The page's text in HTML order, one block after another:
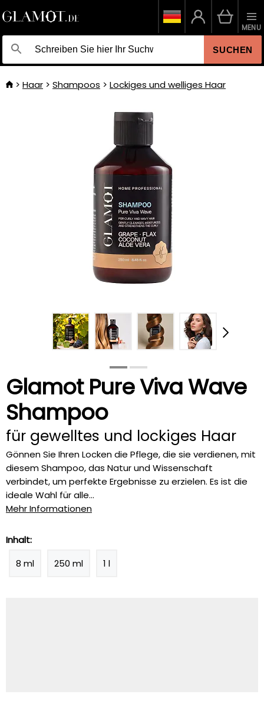
SUCHEN
MENU
Haar Shampoos Lockiges und welliges Haar
Glamot Pure Viva Wave
Shampoo
für gewelltes und lockiges Haar
Gönnen Sie Ihren Locken die Pflege, die sie verdienen, mit
diesem Shampoo, das Natur und Wissenschaft
verbindet, um perfekte Ergebnisse zu erzielen. Es ist die
ideale Wahl für alle...
Mehr Informationen
Inhalt:
8 ml
250 ml 1 l